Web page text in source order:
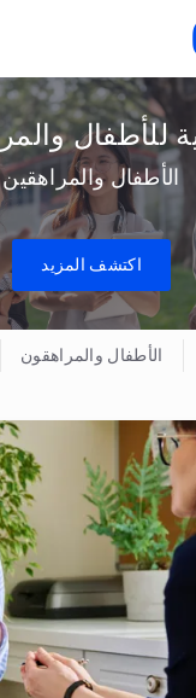
للأطفال
الأطفال والمراهقين
اكتشف المزيد
الأطفال والمراهقون